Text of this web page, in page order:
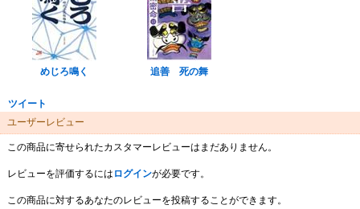
めじろ鳴く 追善 死の舞
ツイート
ユーザーレビュー
この商品に寄せられたカスタマーレビューはまだありません。
レビューを評価するには ログインが必要です。
この商品に対するあなたのレビューを投稿することができます。